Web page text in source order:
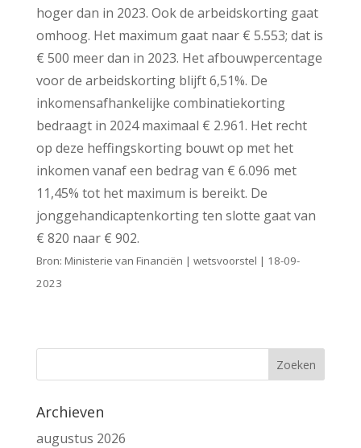
hoger dan in 2023. Ook de arbeidskorting gaat
omhoog. Het maximum gaat naar € 5.553; dat is
€ 500 meer dan in 2023. Het afbouwpercentage
voor de arbeidskorting blijft 6,51%. De
inkomensafhankelijke combinatiekorting
bedraagt in 2024 maximaal € 2.961. Het recht
op deze heffingskorting bouwt op met het
inkomen vanaf een bedrag van € 6.096 met
11,45% tot het maximum is bereikt. De
jonggehandicaptenkorting ten slotte gaat van
€ 820 naar € 902.
Bron: Ministerie van Financiën | wetsvoorstel | 18-09-
2023
Archieven
augustus 2026